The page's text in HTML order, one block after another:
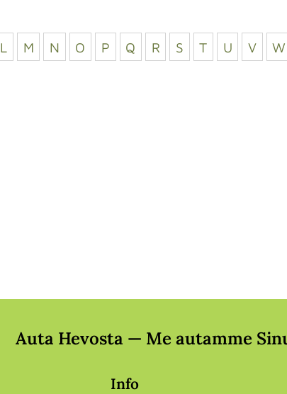
L M N O P Q R S T U V W
Auta Hevosta — Me autamme
Info